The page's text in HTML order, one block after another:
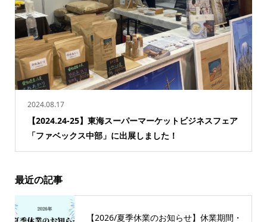
2024.08.17
【2024.24-25】東海スーパーマーケットビジネスフェア
「ファベックス中部」に出展しました！
最近の記事
【2026/夏季休業のお知らせ】休業期間・